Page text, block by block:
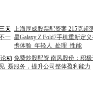
天
一
上海厚成股票配资案 215克超
星Galaxy Z Fold7手机重新定
携体验_年轻人_处理_性能
功
_聂
免费炒股配资 南风股份：积
服务，提升公司整体盈利能力